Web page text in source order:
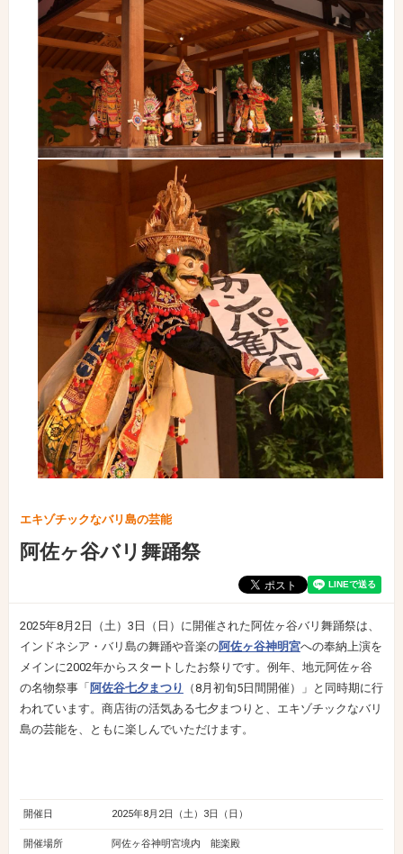
エキゾチックなバリ島の芸能
阿佐ヶ谷バリ舞踊祭
2025年8月2日（土）3日（日）に開催された阿佐ヶ谷バリ舞踊祭は、
インドネシア・バリ島の舞踊や音楽の阿佐ヶ谷神明宮への奉納上演を
メインに2002年からスタートしたお祭りです。例年、地元阿佐ヶ谷
の名物祭事「 阿佐谷七夕まつり
（8月初旬5日間開催）」と同時期に行
われています。商店街の活気ある七夕まつりと、エキゾチックなバリ
島の芸能を、ともに楽しんでいただけます。
開催日 2025年8月2日（土）3日（日）
開催場所 阿佐ヶ⾕神明宮境内 能楽殿